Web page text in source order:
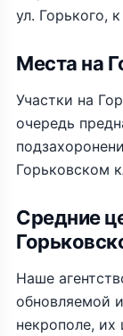
ул. Горького,
Места на
Участки на
очередь
Горьковском
Средние
Наше
обновляемой
некрополе,